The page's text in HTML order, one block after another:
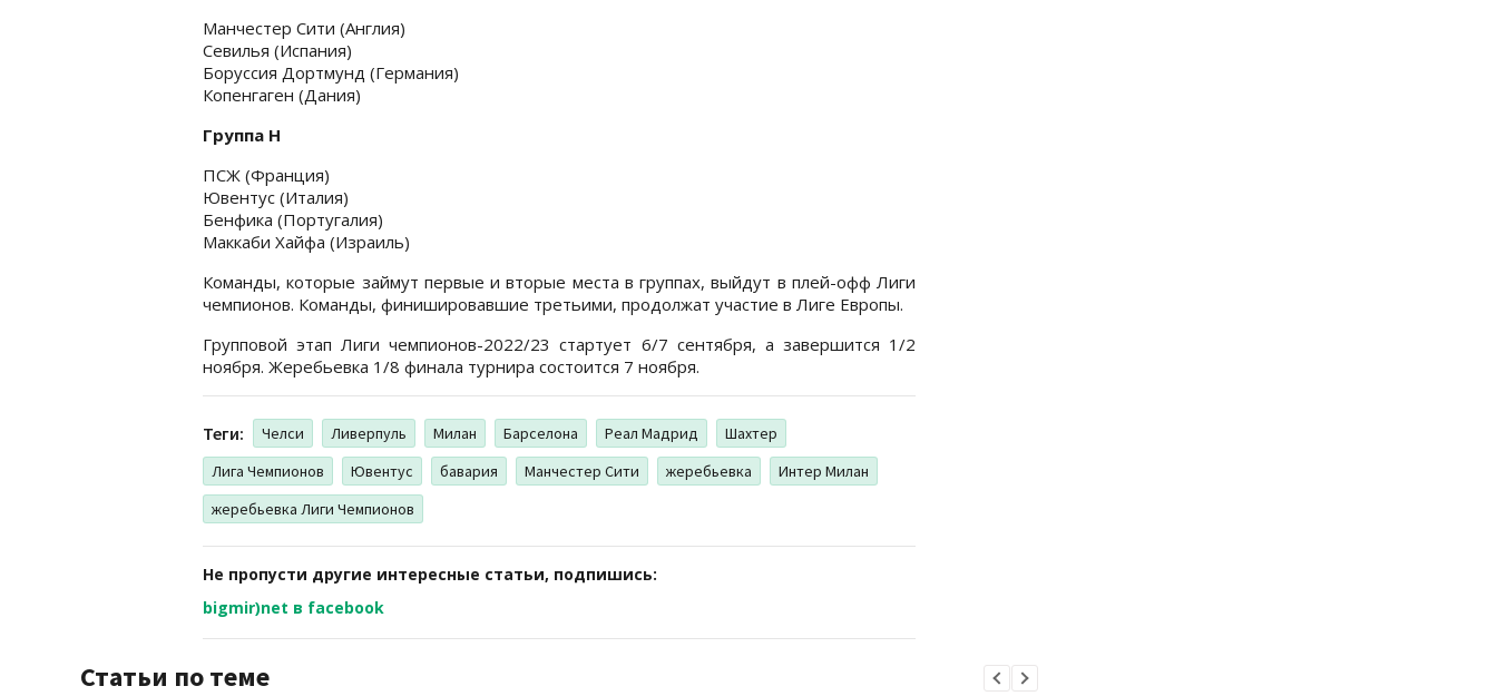
Манчестер Сити (Англия)
Севилья (Испания)
Боруссия Дортмунд (Германия)
Копенгаген (Дания)
Группа H
ПСЖ (Франция)
Ювентус (Италия)
Бенфика (Португалия)
Маккаби Хайфа (Израиль)
Команды, которые займут первые и вторые места в группах, выйдут в плей-офф Лиги
чемпионов. Команды, финишировавшие третьими, продолжат участие в Лиге Европы.
Групповой этап Лиги чемпионов-2022/23 стартует 6/7 сентября, а завершится 1/2
ноября. Жеребьевка 1/8 финала турнира состоится 7 ноября.
Теги: Челси Ливерпуль Милан Барселона Реал Мадрид
Шахтер
Лига Чемпионов
Ювентус бавария Манчестер Сити жеребьевка
Интер Милан
жеребьевка Лиги Чемпионов
Не пропусти другие интересные статьи, подпишись:
bigmir)net в facebook
Статьи по теме